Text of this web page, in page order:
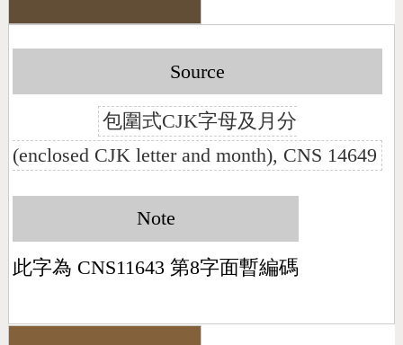
Source
包圍式CJK字母及月分
(enclosed CJK letter and month), CNS 14649
Note
此字為 CNS11643 第8字面暫編碼